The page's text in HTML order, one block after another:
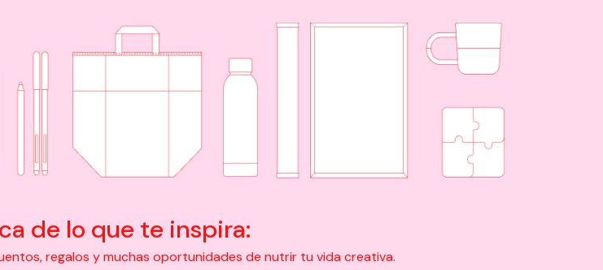
de lo que te inspira:
regalos y muchas oportunidades de nutrir tu vida creativa.